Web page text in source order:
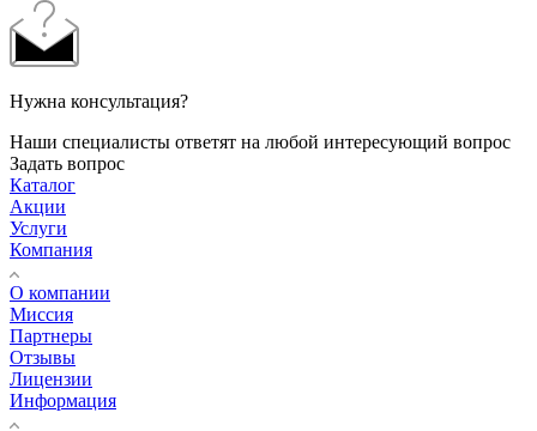
Нужна консультация?
Наши специалисты ответят на любой интересующий вопрос
Задать вопрос
Каталог
Акции
Услуги
Компания
О компании
Миссия
Партнеры
Отзывы
Лицензии
Информация